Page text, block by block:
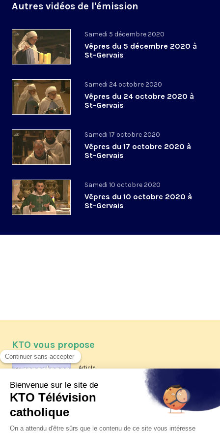
Autres vidéos de l'émission
Samedi 5 décembre 2020
Vêpres du 5 décembre 2020 à
St-Gervais
Samedi 24 octobre 2020
Vêpres du 24 octobre 2020 à
St-Gervais
Samedi 17 octobre 2020
Vêpres du 17 octobre 2020 à
St-Gervais
Samedi 10 octobre 2020
Vêpres du 10 octobre 2020 à
St-Gervais
KTO vous propose
Article
Les reportages d'été 2026 de KTO
La visite pastorale du pape Léon
XIV à Assise à suivre sur KTO le